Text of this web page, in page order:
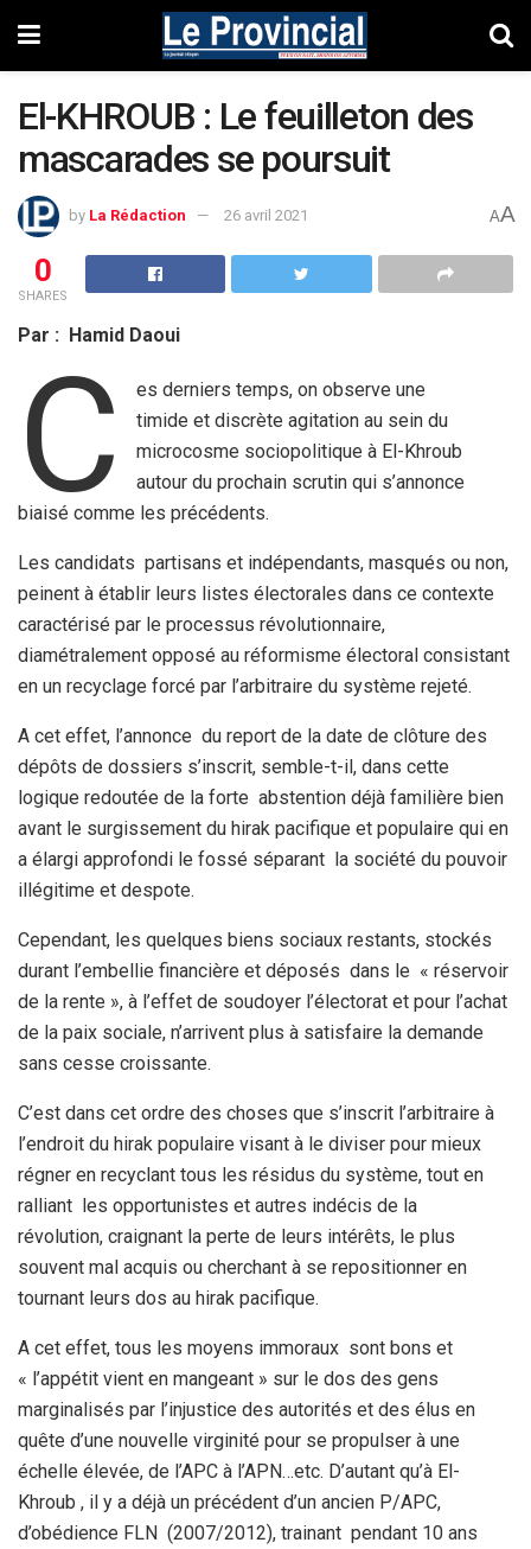
El-KHROUB : Le feuilleton des
mascarades se poursuit
by La Rédaction 26 avril 2021 AA
0
SHARES
Par : Hamid Daoui
C
es derniers temps, on observe une
timide et discrète agitation au sein du
microcosme sociopolitique à El-Khroub
autour du prochain scrutin qui s’annonce
biaisé comme les précédents.
Les candidats partisans et indépendants, masqués ou non,
peinent à établir leurs listes électorales dans ce contexte
caractérisé par le processus révolutionnaire,
diamétralement opposé au réformisme électoral consistant
en un recyclage forcé par l’arbitraire du système rejeté.
A cet effet, l’annonce du report de la date de clôture des
dépôts de dossiers s’inscrit, semble-t-il, dans cette
logique redoutée de la forte abstention déjà familière bien
avant le surgissement du hirak pacifique et populaire qui en
a élargi approfondi le fossé séparant la société du pouvoir
illégitime et despote.
Cependant, les quelques biens sociaux restants, stockés
durant l’embellie financière et déposés dans le « réservoir
de la rente », à l’effet de soudoyer l’électorat et pour l’achat
de la paix sociale, n’arrivent plus à satisfaire la demande
sans cesse croissante.
C’est dans cet ordre des choses que s’inscrit l’arbitraire à
l’endroit du hirak populaire visant à le diviser pour mieux
régner en recyclant tous les résidus du système, tout en
ralliant les opportunistes et autres indécis de la
révolution, craignant la perte de leurs intérêts, le plus
souvent mal acquis ou cherchant à se repositionner en
tournant leurs dos au hirak pacifique.
A cet effet, tous les moyens immoraux sont bons et
« l’appétit vient en mangeant » sur le dos des gens
marginalisés par l’injustice des autorités et des élus en
quête d’une nouvelle virginité pour se propulser à une
échelle élevée, de l’APC à l’APN…etc. D’autant qu’à El-
Khroub , il y a déjà un précédent d’un ancien P/APC,
d’obédience FLN (2007/2012), trainant pendant 10 ans